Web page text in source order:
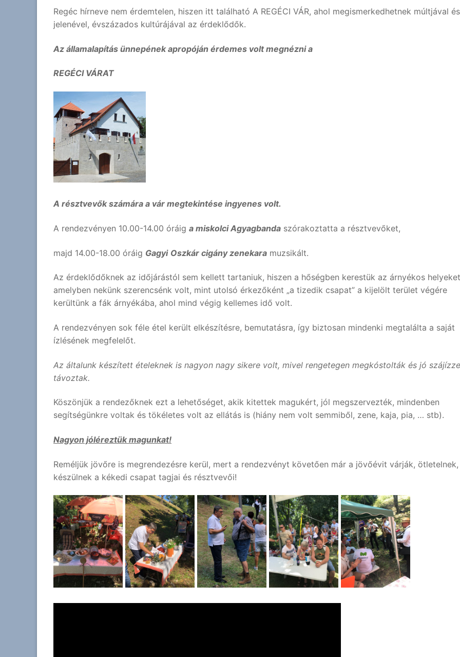
Regéc hírneve nem érdemtelen, hiszen itt található A REGÉCI VÁR, ahol megismerkedhetnek múltjával és
jelenével, évszázados kultúrájával az érdeklődők.
Az államalapítás ünnepének apropóján érdemes volt megnézni a
REGÉCI VÁRAT
A résztvevők számára a vár megtekintése ingyenes volt.
A rendezvényen 10.00-14.00 óráig a miskolci Agyagbanda szórakoztatta a résztvevőket,
majd 14.00-18.00 óráig Gagyi Oszkár cigány zenekara muzsikált.
Az érdeklődőknek az időjárástól sem kellett tartaniuk, hiszen a hőségben kerestük az árnyékos
amelyben nekünk szerencsénk volt, mint utolsó érkezőként „a tizedik csapat” a kijelölt terület végére
kerültünk a fák árnyékába, ahol mind végig kellemes idő volt.
A rendezvényen sok féle étel került elkészítésre, bemutatásra, így biztosan mindenki megtalálta a saját
ízlésének megfelelőt.
Az általunk készített ételeknek is nagyon nagy sikere volt, mivel rengetegen megkóstolták és jó
távoztak.
Köszönjük a rendezőknek ezt a lehetőséget, akik kitettek magukért, jól megszervezték, mindenben
segítségünkre voltak és tökéletes volt az ellátás is (hiány nem volt semmiből, zene, kaja, pia, … stb).
Nagyon jóléreztük magunkat!
Reméljük jövőre is megrendezésre kerül, mert a rendezvényt követően már a jövőévit várják, ötletelnek,
készülnek a kékedi csapat tagjai és résztvevői!